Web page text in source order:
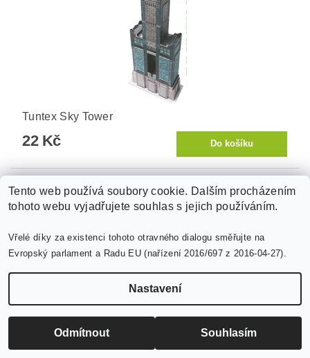
Tuntex Sky Tower
22 Kč
Tento web používá soubory cookie. Dalším procházením
tohoto webu vyjadřujete souhlas s jejich používáním.
Vřelé díky za existenci tohoto otravného dialogu směřujte na
Evropský parlament a Radu EU (nařízení 2016/697 z 2016-04-27).
Nastavení
Odmítnout Souhlasím